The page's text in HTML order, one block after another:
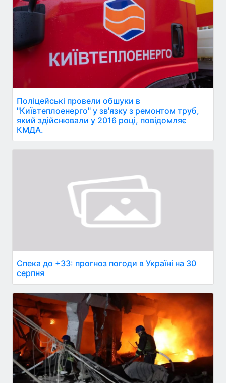
Поліцейські провели обшуки в
"Київтеплоенерго" у зв'язку з ремонтом труб,
який здійснювали у 2016 році, повідомляє
КМДА.
Спека до +33: прогноз погоди в Україні на 30
серпня